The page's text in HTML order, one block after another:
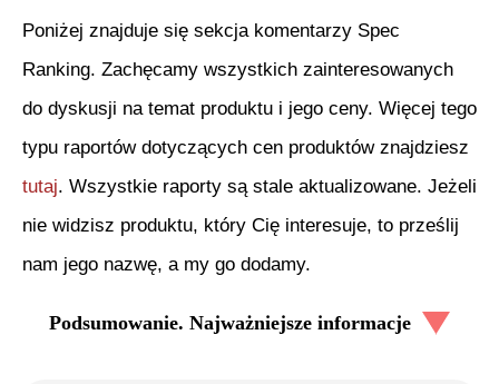
Poniżej znajduje się sekcja komentarzy Spec
Ranking. Zachęcamy wszystkich zainteresowanych
do dyskusji na temat produktu i jego ceny. Więcej tego
typu raportów dotyczących cen produktów znajdziesz
tutaj. Wszystkie raporty są stale aktualizowane. Jeżeli
nie widzisz produktu, który Cię interesuje, to prześlij
nam jego nazwę, a my go dodamy.
Podsumowanie. Najważniejsze informacje